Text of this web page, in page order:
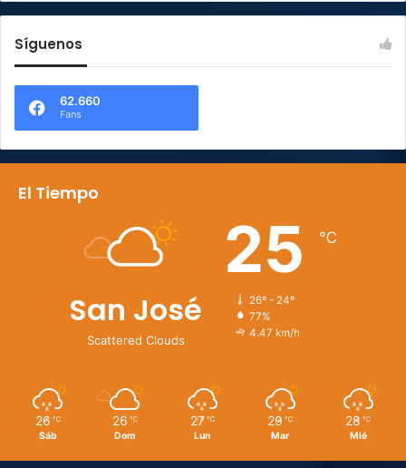
Síguenos
62.660
Fans
El Tiempo
San José
Scattered Clouds
25 ℃
26º - 24º
77%
4.47 km/h
26 ℃
Sáb
26 ℃
Dom
27 ℃
Lun
29 ℃
Mar
28 ℃
Mié